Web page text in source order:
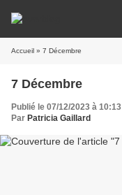
Accueil » 7 Décembre
7 Décembre
Publié le 07/12/2023 à 10:13
Par Patricia Gaillard